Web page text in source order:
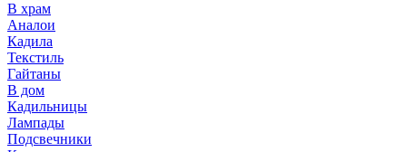
В храм
Аналои
Кадила
Текстиль
Гайтаны
В дом
Кадильницы
Лампады
Подсвечники